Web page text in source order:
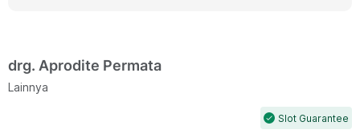
drg. Aprodite Permata
Lainnya
check Slot Guarantee